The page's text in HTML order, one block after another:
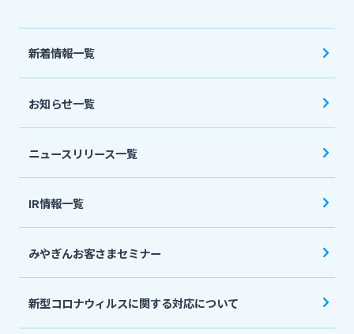
株主・投資家の皆さま
ニュースリリース一覧
採用情報
新着情報一覧
お知らせ一覧
ニュースリリース一覧
IR情報一覧
みやぎんお客さまセミナー
新型コロナウィルスに関する対応について